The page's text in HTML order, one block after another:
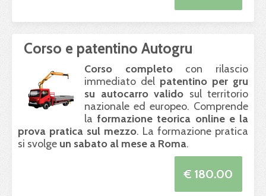
Corso e patentino Autogru
Corso completocon rilascio
immediato del patentino per gru
su autocarro valido sul territorio
nazionale ed europeo. Comprende
laformazione teorica online e la
prova pratica sul mezzo. La formazione pratica
si svolge un sabato al mese a Roma.
€ 180.00